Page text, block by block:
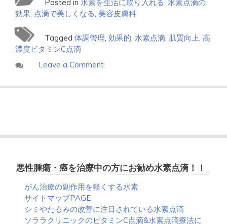
Posted in 水素を生活に取り入れる, 水素点滴の
効果, 点滴で美しくなる, 美容皮膚科
Tagged 体調管理, 効果的, 水素点滴, 肌質向上, 高
濃度ビタミンC点滴
Leave a Comment
調
に
効
果
的
悪性腫瘍・癌を治療中の方にお勧め水素点滴！！
がん治療の副作用を軽くする水素
サイトマップPAGE
シミやたるみの改善に注目されている水素点滴
ソララクリニックのビタミンC点滴&水素点滴療法に